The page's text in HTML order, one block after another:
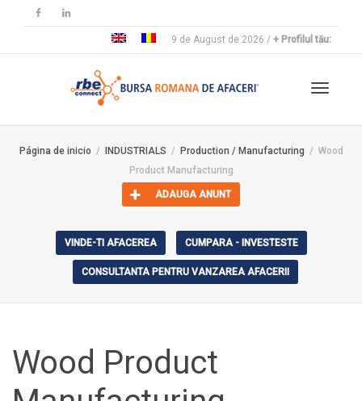
9 de August de 2026 / + Profilul tău:
Página de inicio INDUSTRIALS Production / Manufacturing
Wood
Product Manufacturing
ADAUGA ANUNT
VINDE-TI AFACEREA CUMPARA - INVESTESTE
CONSULTANTA PENTRU VANZAREA AFACERII
Wood Product